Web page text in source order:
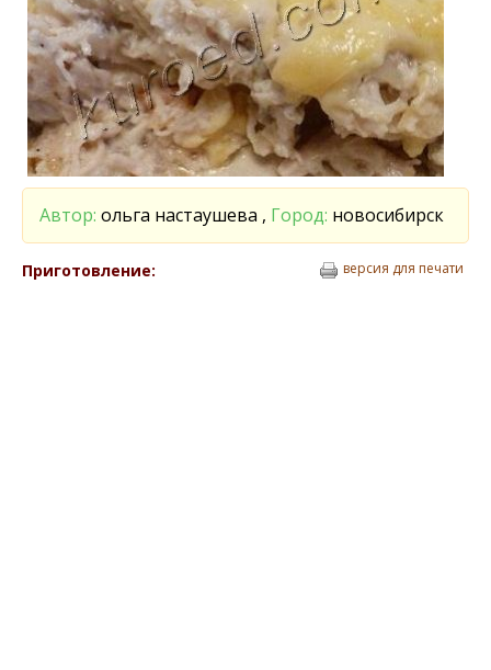
Автор: ольга настаушева , Город: новосибирск
Приготовление: версия для печати